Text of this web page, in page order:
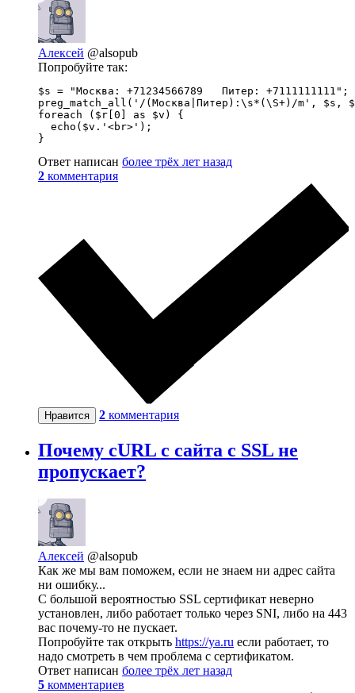
Алексей @alsopub
Попробуйте так:
$s = "Москва: +71234566789   Питер: +7111111111";
preg_match_all('/(Москва|Питер):\s*(\S+)/m', $s,
foreach ($r[0] as $v) {
  echo($v.'<br>');
}
Ответ написан более трёх лет назад
2 комментария
Нравится 2 комментария
Почему cURL с сайта с SSL не
пропускает?
Алексей @alsopub
Как же мы вам поможем, если не знаем ни адрес сайта
ни ошибку...
С большой вероятностью SSL сертификат неверно
установлен, либо работает только через SNI, либо на 443
вас почему-то не пускает.
Попробуйте так открыть https://ya.ru если работает, то
надо смотреть в чем проблема с сертификатом.
Ответ написан более трёх лет назад
5 комментариев